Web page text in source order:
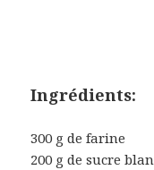
Ingrédients:
300 g de farine
200 g de sucre